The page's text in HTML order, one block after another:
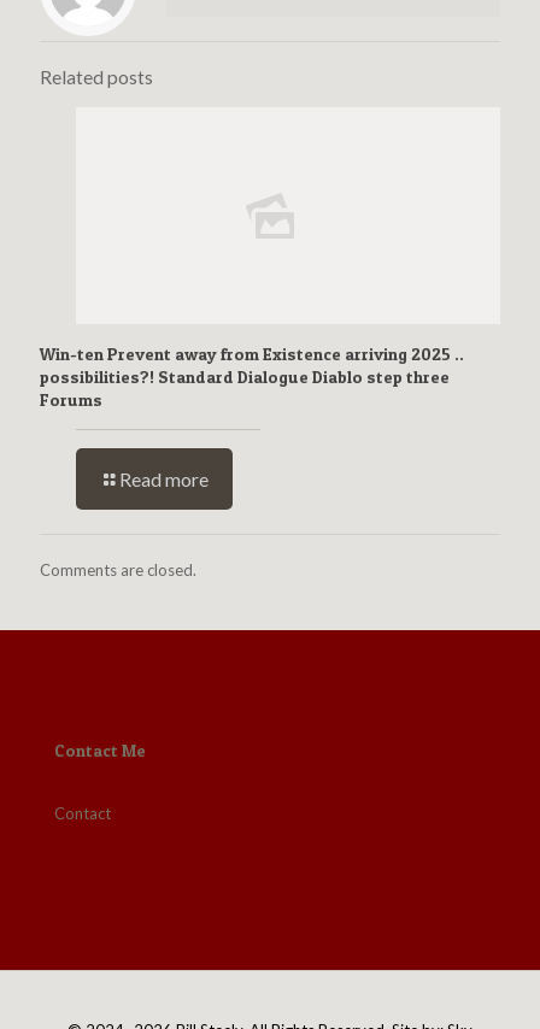
Related posts
Win-ten Prevent away from Existence arriving 2025 ..
possibilities?! Standard Dialogue Diablo step three
Forums
Read more
Comments are closed.
Contact Me
Contact